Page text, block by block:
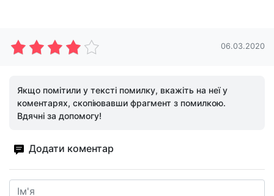
06.03.2020
Якщо помітили у тексті помилку, вкажіть на неї у
коментарях, скопіювавши фрагмент з помилкою.
Вдячні за допомогу!
Додати коментар